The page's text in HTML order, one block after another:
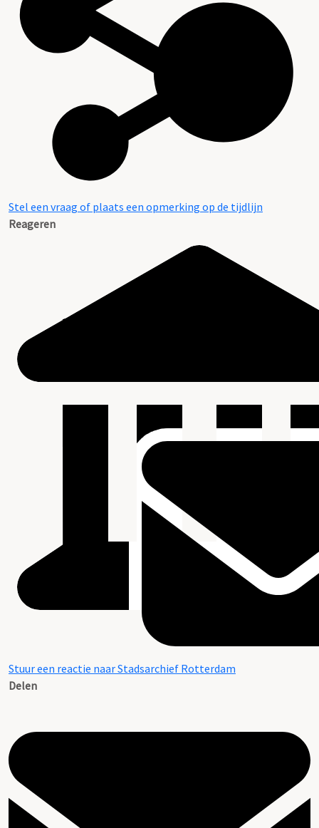
Stel een vraag of plaats een opmerking op de tijdlijn
Reageren
Stuur een reactie naar Stadsarchief Rotterdam
Delen